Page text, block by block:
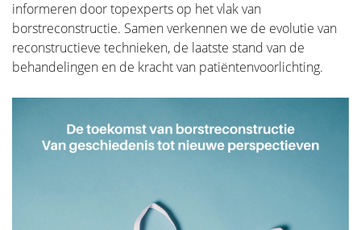
Huid, nagels en haar
Psychologie
informeren door topexperts op het vlak van
borstreconstructie. Samen verkennen we de evolutie van
reconstructieve technieken, de laatste stand van de
behandelingen en de kracht van patiëntenvoorlichting.